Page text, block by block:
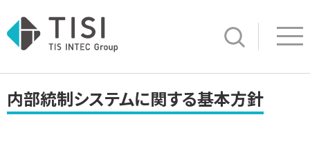
サイト内検索
内部統制システムに関する基本方針